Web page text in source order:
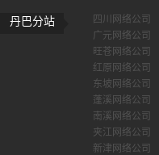
丹巴分站 四川网络公司
广元网络公司
旺苍网络公司
红原网络公司
东坡网络公司
蓬溪网络公司
南溪网络公司
夹江网络公司
新津网络公司